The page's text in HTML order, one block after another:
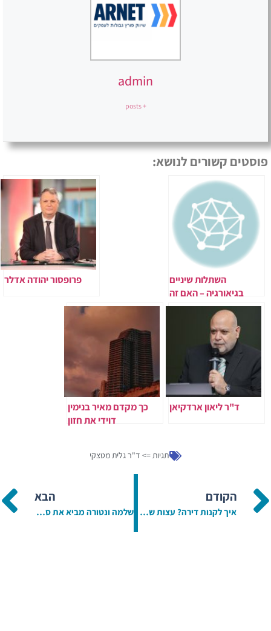
admin
+ posts
פוסטים קשורים לנושא:
השתלות שיניים
בגיאורגיה – האם זה
בטוח ואמין?
פרופסור יהודה אדלר
ד"ר ליאון ארדקיאן
כך מקדם מאיר בנימין
דוידי את חזון
תגיות => ד"ר גלית מטצקי
הקודם
איך לקנות דירה? עצות שאתם חייבים לקרוא
הבא
שלמה ונטורה מביא את סיפורה של משפחת ונטורה